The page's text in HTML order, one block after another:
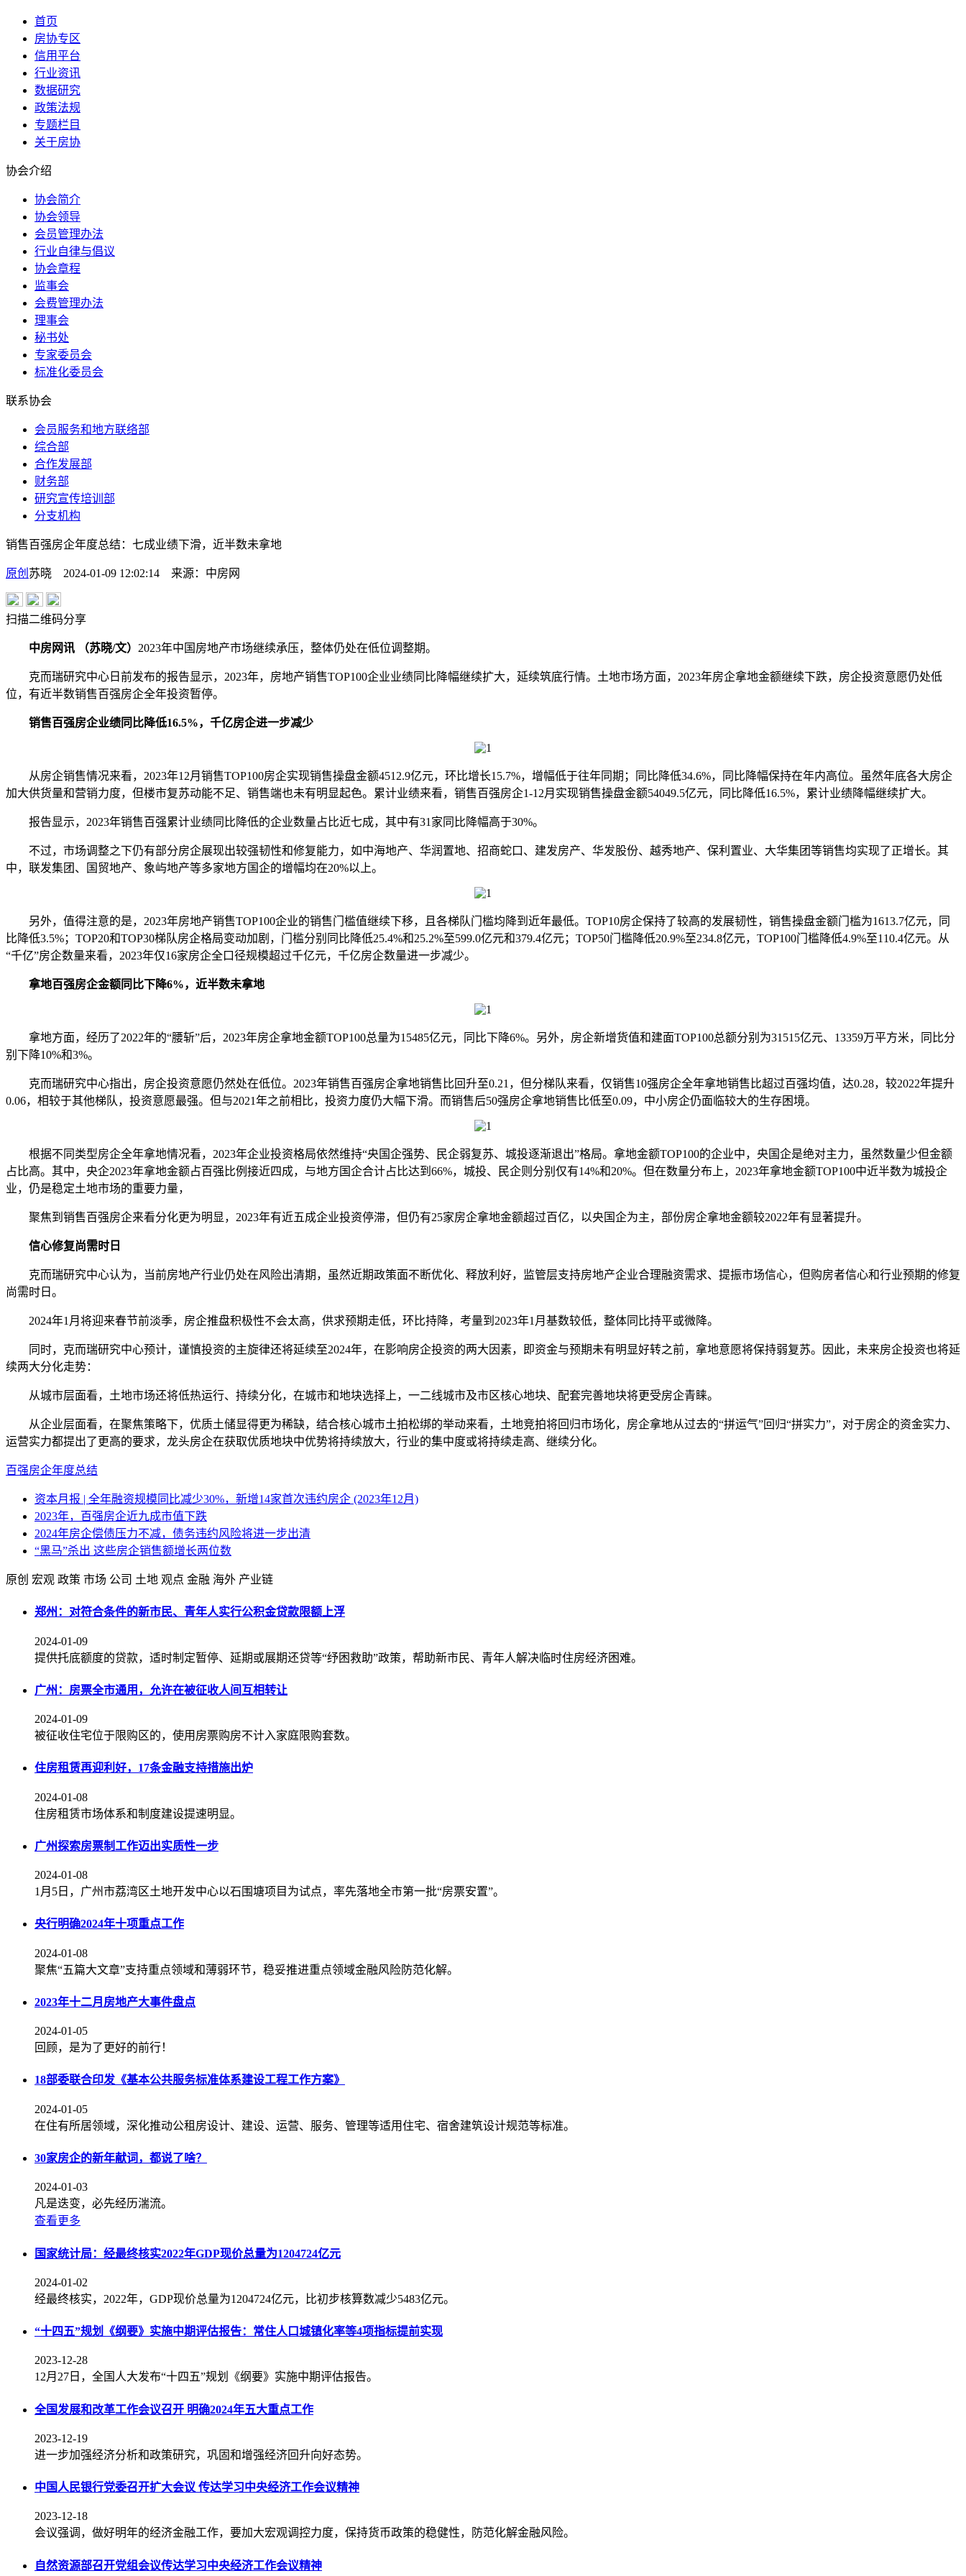
首页
房协专区
信用平台
行业资讯
数据研究
政策法规
专题栏目
关于房协
协会介绍
协会简介
协会领导
会员管理办法
行业自律与倡议
协会章程
监事会
会费管理办法
理事会
秘书处
专家委员会
标准化委员会
联系协会
会员服务和地方联络部
综合部
合作发展部
财务部
研究宣传培训部
分支机构
销售百强房企年度总结：七成业绩下滑，近半数未拿地
原创 苏晓 2024-01-09 12:02:14 来源： 中房网
扫描二维码分享
中房网讯 （苏晓/文） 2023年中国房地产市场继续承压，整体仍处在低位调整期。
克而瑞研究中心日前发布的报告显示，2023年，房地产销售TOP100企业业绩同比降幅继续扩大，延续筑底行情。土地市场方面，2023年房企拿地金额继续下跌，房企投资意愿仍处低
位，有近半数销售百强房企全年投资暂停。
销售百强房企业绩同比降低16.5%，千亿房企进一步减少
从房企销售情况来看，2023年12月销售TOP100房企实现销售操盘金额4512.9亿元，环比增长15.7%，增幅低于往年同期；同比降低34.6%，同比降幅保持在年内高位。虽然年底各大房企
加大供货量和营销力度，但楼市复苏动能不足、销售端也未有明显起色。累计业绩来看，销售百强房企1-12月实现销售操盘金额54049.5亿元，同比降低16.5%，累计业绩降幅继续扩大。
报告显示，2023年销售百强累计业绩同比降低的企业数量占比近七成，其中有31家同比降幅高于30%。
不过，市场调整之下仍有部分房企展现出较强韧性和修复能力，如中海地产、华润置地、招商蛇口、建发房产、华发股份、越秀地产、保利置业、大华集团等销售均实现了正增长。其
中，联发集团、国贸地产、象屿地产等多家地方国企的增幅均在20%以上。
另外，值得注意的是，2023年房地产销售TOP100企业的销售门槛值继续下移，且各梯队门槛均降到近年最低。TOP10房企保持了较高的发展韧性，销售操盘金额门槛为1613.7亿元，同
比降低3.5%；TOP20和TOP30梯队房企格局变动加剧，门槛分别同比降低25.4%和25.2%至599.0亿元和379.4亿元；TOP50门槛降低20.9%至234.8亿元，TOP100门槛降低4.9%至110.4亿元。从
“千亿”房企数量来看，2023年仅16家房企全口径规模超过千亿元，千亿房企数量进一步减少。
拿地百强房企金额同比下降6%，近半数未拿地
拿地方面，经历了2022年的“腰斩”后，2023年房企拿地金额TOP100总量为15485亿元，同比下降6%。另外，房企新增货值和建面TOP100总额分别为31515亿元、13359万平方米，同比分
别下降10%和3%。
克而瑞研究中心指出，房企投资意愿仍然处在低位。2023年销售百强房企拿地销售比回升至0.21，但分梯队来看，仅销售10强房企全年拿地销售比超过百强均值，达0.28，较2022年提升
0.06，相较于其他梯队，投资意愿最强。但与2021年之前相比，投资力度仍大幅下滑。而销售后50强房企拿地销售比低至0.09，中小房企仍面临较大的生存困境。
根据不同类型房企全年拿地情况看，2023年企业投资格局依然维持“央国企强势、民企弱复苏、城投逐渐退出”格局。拿地金额TOP100的企业中，央国企是绝对主力，虽然数量少但金额
占比高。其中，央企2023年拿地金额占百强比例接近四成，与地方国企合计占比达到66%，城投、民企则分别仅有14%和20%。但在数量分布上，2023年拿地金额TOP100中近半数为城投企
业，仍是稳定土地市场的重要力量，
聚焦到销售百强房企来看分化更为明显，2023年有近五成企业投资停滞，但仍有25家房企拿地金额超过百亿，以央国企为主，部份房企拿地金额较2022年有显著提升。
信心修复尚需时日
克而瑞研究中心认为，当前房地产行业仍处在风险出清期，虽然近期政策面不断优化、释放利好，监管层支持房地产企业合理融资需求、提振市场信心，但购房者信心和行业预期的修复
尚需时日。
2024年1月将迎来春节前淡季，房企推盘积极性不会太高，供求预期走低，环比持降，考量到2023年1月基数较低，整体同比持平或微降。
同时，克而瑞研究中心预计，谨慎投资的主旋律还将延续至2024年，在影响房企投资的两大因素，即资金与预期未有明显好转之前，拿地意愿将保持弱复苏。因此，未来房企投资也将延
续两大分化走势：
从城市层面看，土地市场还将低热运行、持续分化，在城市和地块选择上，一二线城市及市区核心地块、配套完善地块将更受房企青睐。
从企业层面看，在聚焦策略下，优质土储显得更为稀缺，结合核心城市土拍松绑的举动来看，土地竞拍将回归市场化，房企拿地从过去的“拼运气”回归“拼实力”，对于房企的资金实力、
运营实力都提出了更高的要求，龙头房企在获取优质地块中优势将持续放大，行业的集中度或将持续走高、继续分化。
百强房企年度总结
资本月报 | 全年融资规模同比减少30%，新增14家首次违约房企 (2023年12月)
2023年，百强房企近九成市值下跌
2024年房企偿债压力不减，债务违约风险将进一步出清
“黑马”杀出 这些房企销售额增长两位数
原创 宏观 政策 市场 公司 土地 观点 金融 海外 产业链
郑州：对符合条件的新市民、青年人实行公积金贷款限额上浮
2024-01-09
提供托底额度的贷款，适时制定暂停、延期或展期还贷等“纾困救助”政策，帮助新市民、青年人解决临时住房经济困难。
广州：房票全市通用，允许在被征收人间互相转让
2024-01-09
被征收住宅位于限购区的，使用房票购房不计入家庭限购套数。
住房租赁再迎利好，17条金融支持措施出炉
2024-01-08
住房租赁市场体系和制度建设提速明显。
广州探索房票制工作迈出实质性一步
2024-01-08
1月5日，广州市荔湾区土地开发中心以石围塘项目为试点，率先落地全市第一批“房票安置”。
央行明确2024年十项重点工作
2024-01-08
聚焦“五篇大文章”支持重点领域和薄弱环节，稳妥推进重点领域金融风险防范化解。
2023年十二月房地产大事件盘点
2024-01-05
回顾，是为了更好的前行！
18部委联合印发《基本公共服务标准体系建设工程工作方案》
2024-01-05
在住有所居领域，深化推动公租房设计、建设、运营、服务、管理等适用住宅、宿舍建筑设计规范等标准。
30家房企的新年献词，都说了啥？
2024-01-03
凡是迭变，必先经历湍流。
查看更多
国家统计局：经最终核实2022年GDP现价总量为1204724亿元
2024-01-02
经最终核实，2022年，GDP现价总量为1204724亿元，比初步核算数减少5483亿元。
“十四五”规划《纲要》实施中期评估报告：常住人口城镇化率等4项指标提前实现
2023-12-28
12月27日，全国人大发布“十四五”规划《纲要》实施中期评估报告。
全国发展和改革工作会议召开 明确2024年五大重点工作
2023-12-19
进一步加强经济分析和政策研究，巩固和增强经济回升向好态势。
中国人民银行党委召开扩大会议 传达学习中央经济工作会议精神
2023-12-18
会议强调，做好明年的经济金融工作，要加大宏观调控力度，保持货币政策的稳健性，防范化解金融风险。
自然资源部召开党组会议传达学习中央经济工作会议精神